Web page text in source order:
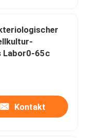
Labor0-65c
Kontakt